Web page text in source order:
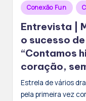
Posted
in
Conexão Fun
Entrevista |
o sucesso
“Contamos
coração,
Estrela de vários
pela primeira vez